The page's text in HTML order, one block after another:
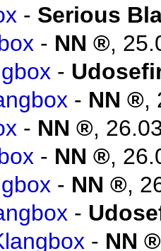
- Serious
- NN ,
-
- NN ,
- NN ,
- NN ,
- NN ,
-
- NN